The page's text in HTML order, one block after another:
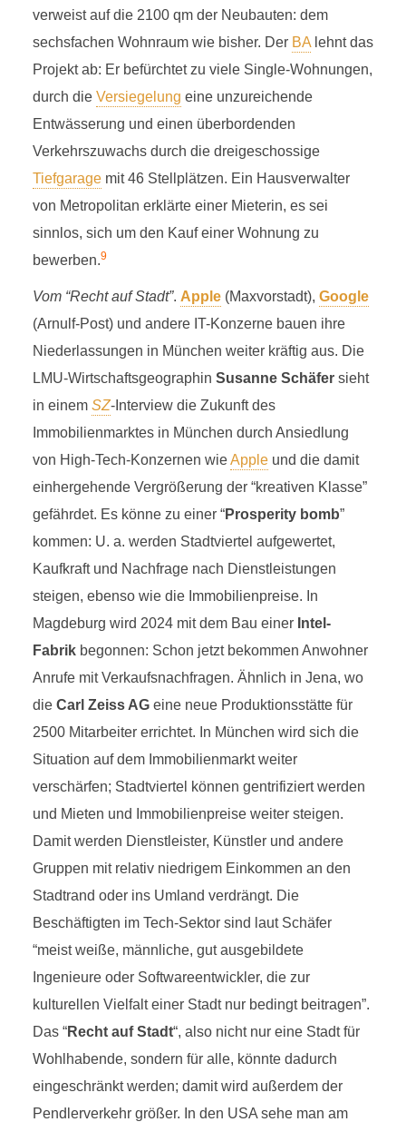
verweist auf die 2100 qm der Neubauten: dem
sechsfachen Wohnraum wie bisher. Der BAlehnt das
Projekt ab: Er befürchtet zu viele Single-Wohnungen,
durch die Versiegelung eine unzureichende
Entwässerung und einen überbordenden
Verkehrszuwachs durch die dreigeschossige
Tiefgaragemit 46 Stellplätzen. Ein Hausverwalter
von Metropolitan erklärte einer Mieterin, es sei
sinnlos, sich um den Kauf einer Wohnung zu
bewerben.9
Vom “Recht auf Stadt”. Apple(Maxvorstadt), Google
(Arnulf-Post) und andere IT-Konzerne bauen ihre
Niederlassungen in München weiter kräftig aus. Die
LMU-Wirtschaftsgeographin Susanne Schäfersieht
in einem SZ-Interview die Zukunft des
Immobilienmarktes in München durch Ansiedlung
von High-Tech-Konzernen wieAppleund die damit
einhergehende Vergrößerung der “kreativen Klasse”
gefährdet. Es könne zu einer “Prosperity bomb”
kommen: U. a. werden Stadtviertel aufgewertet,
Kaufkraft und Nachfrage nach Dienstleistungen
steigen, ebenso wie die Immobilienpreise. In
Magdeburg wird 2024 mit dem Bau einer Intel-
Fabrikbegonnen: Schon jetzt bekommen Anwohner
Anrufe mit Verkaufsnachfragen. Ähnlich in Jena, wo
die Carl Zeiss AGeine neue Produktionsstätte für
2500 Mitarbeiter errichtet. In München wird sich die
Situation auf dem Immobilienmarkt weiter
verschärfen; Stadtviertel können gentrifiziert werden
und Mieten und Immobilienpreise weiter steigen.
Damit werden Dienstleister, Künstler und andere
Gruppen mit relativ niedrigem Einkommen an den
Stadtrand oder ins Umland verdrängt. Die
Beschäftigten im Tech-Sektor sind laut Schäfer
“meist weiße, männliche, gut ausgebildete
Ingenieure oder Softwareentwickler, die zur
kulturellen Vielfalt einer Stadt nur bedingt beitragen”.
Das “Recht auf Stadt“, also nicht nur eine Stadt für
Wohlhabende, sondern für alle, könnte dadurch
eingeschränkt werden; damit wird außerdem der
Pendlerverkehr größer. In den USA sehe man am